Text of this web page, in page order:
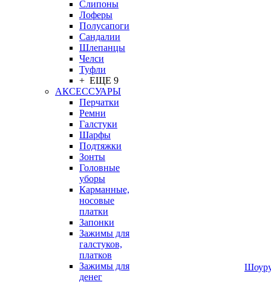
Слипоны
Лоферы
Полусапоги
Сандалии
Шлепанцы
Челси
Туфли
+ ЕЩЕ 9
АКСЕССУАРЫ
Перчатки
Ремни
Галстуки
Шарфы
Подтяжки
Зонты
Головные
уборы
Карманные,
носовые
платки
Запонки
Зажимы для
галстуков,
платков
Зажимы для
денег